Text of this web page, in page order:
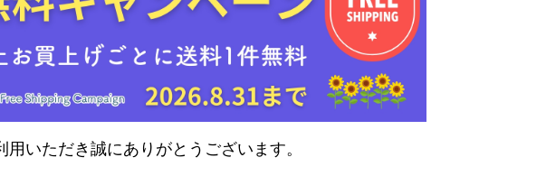
いただき誠にありがとうございます。